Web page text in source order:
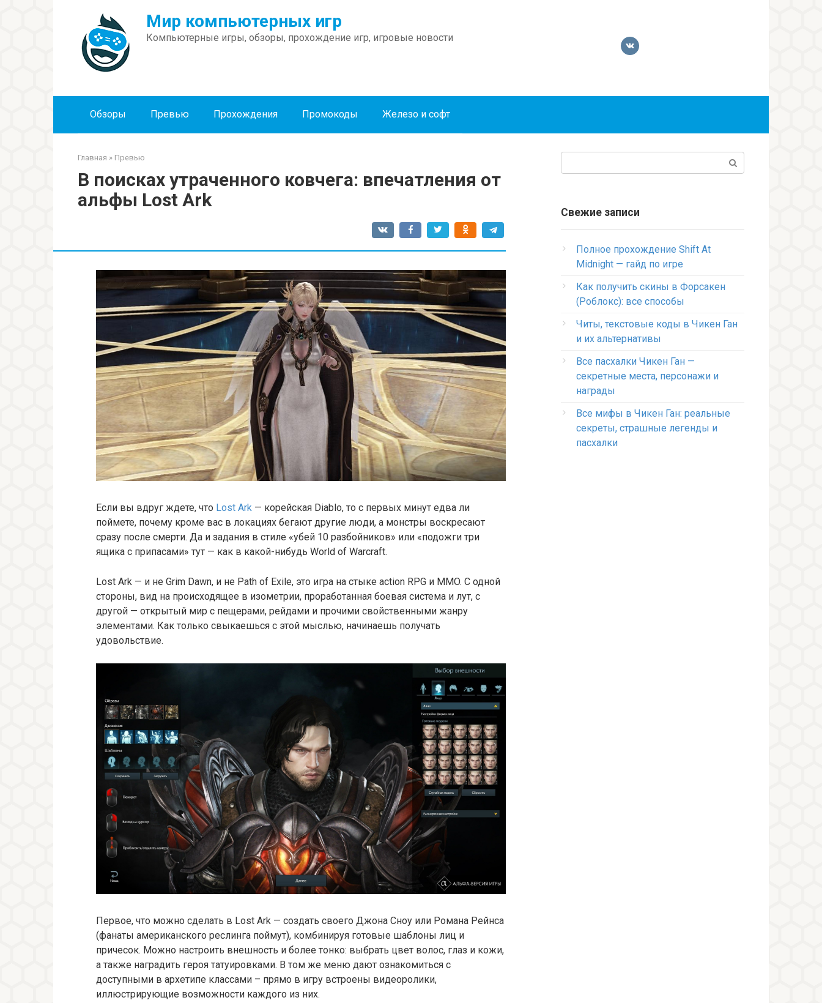
Мир компьютерных игр
Компьютерные игры, обзоры, прохождение игр, игровые новости
Обзоры Превью Прохождения Промокоды Железо и софт
Главная » Превью
В поисках утраченного ковчега: впечатления от
альфы Lost Ark
Если вы вдруг ждете, что Lost Ark — корейская Diablo, то с первых минут едва ли
поймете, почему кроме вас в локациях бегают другие люди, а монстры воскресают
сразу после смерти. Да и задания в стиле «убей 10 разбойников» или «подожги три
ящика с припасами» тут — как в какой-нибудь World of Warcraft.
Lost Ark — и не Grim Dawn, и не Path of Exile, это игра на стыке action RPG и MMO. С одной
стороны, вид на происходящее в изометрии, проработанная боевая система и лут, с
другой — открытый мир с пещерами, рейдами и прочими свойственными жанру
элементами. Как только свыкаешься с этой мыслью, начинаешь получать
удовольствие.
Первое, что можно сделать в Lost Ark — создать своего Джона Сноу или Романа Рейнса
(фанаты американского реслинга поймут), комбинируя готовые шаблоны лиц и
причесок. Можно настроить внешность и более тонко: выбрать цвет волос, глаз и кожи,
а также наградить героя татуировками. В том же меню дают ознакомиться с
доступными в архетипе классами – прямо в игру встроены видеоролики,
иллюстрирующие возможности каждого из них.
Свежие записи
Полное прохождение Shift At
Midnight — гайд по игре
Как получить скины в Форсакен
(Роблокс): все способы
Читы, текстовые коды в Чикен Ган
и их альтернативы
Все пасхалки Чикен Ган —
секретные места, персонажи и
награды
Все мифы в Чикен Ган: реальные
секреты, страшные легенды и
пасхалки